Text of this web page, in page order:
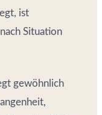
ist
Situation
gewöhnlich